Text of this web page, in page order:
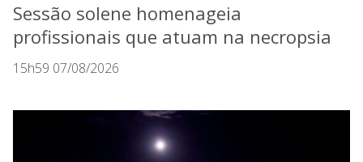
Sessão solene homenageia
profissionais que atuam na necropsia
15h59 07/08/2026